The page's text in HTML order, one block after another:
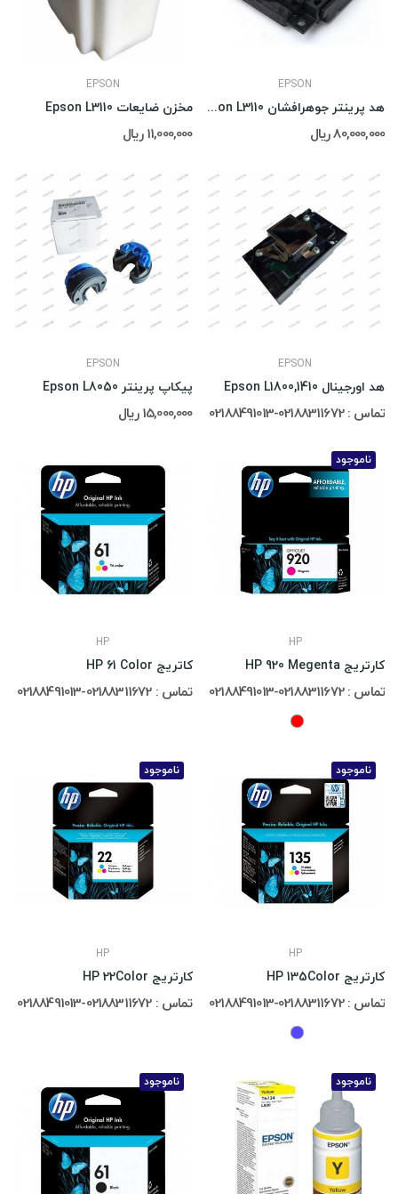
EPSON
هد پرینتر جوهرافشان Epson L3110
80,000,000 ریال
EPSON
مخزن ضایعات Epson L3110
11,000,000 ریال
EPSON
هد اورجینال Epson L1800,1410
تماس : 02188311672-02188491013
EPSON
پیکاپ پرینتر Epson L8050
15,000,000 ریال
ناموجود
HP
کارتریج HP 920 Megenta
تماس : 02188311672-02188491013
HP
کاتریج HP 61 Color
تماس : 02188311672-02188491013
ناموجود
HP
کارتریج HP 135Color
تماس : 02188311672-02188491013
ناموجود
HP
کارتریج HP 22Color
تماس : 02188311672-02188491013
ناموجود ناموجود